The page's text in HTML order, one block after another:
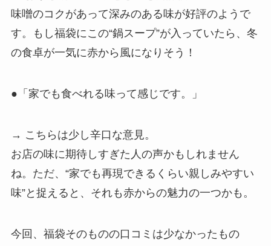
味噌のコクがあって深みのある味が好評のようで
す。もし福袋にこの“鍋スープ”が入っていたら、冬
の食卓が一気に赤から風になりそう！
●「家でも食べれる味って感じです。」
→ こちらは少し辛口な意見。
お店の味に期待しすぎた人の声かもしれません
ね。ただ、“家でも再現できるくらい親しみやすい
味”と捉えると、それも赤からの魅力の一つかも。
今回、福袋そのものの口コミは少なかったもの